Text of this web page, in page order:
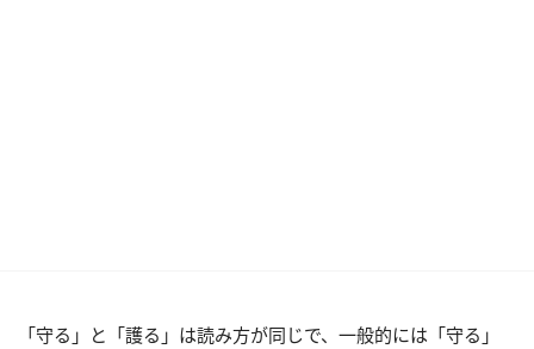
「守る」と「護る」は読み方が同じで、一般的には「守る」